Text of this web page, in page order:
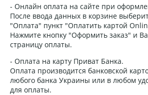
- Онлайн оплата на сайте при
После ввода данных в корзине
"Оплата" пункт "Оплатить картой
Нажмите кнопку "Оформить заказ" и
страницу оплаты.
- Оплата на карту Приват Банка.
Оплата производится банковской
любого банка Украины или в любом
для оплаты.